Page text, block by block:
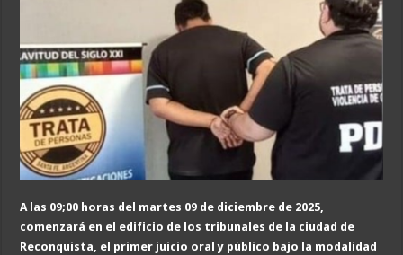
A las 09;00 horas del martes 09 de diciembre d e 2025,
comenzará en el edificio de los tribunales de la ciudad de
Reconquista, el primer juicio oral y público bajo la modalidad